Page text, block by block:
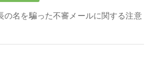
の名を騙った不審メールに関する注意